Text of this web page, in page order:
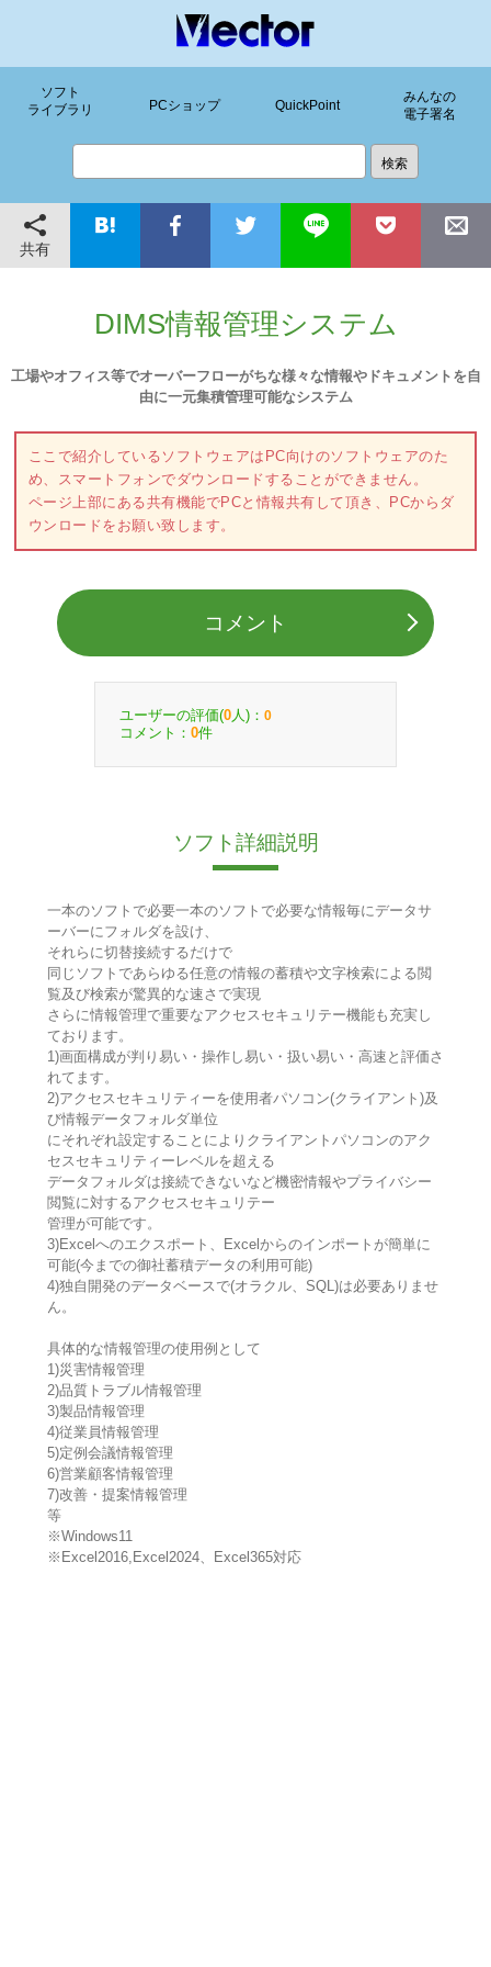
ソフト
ライブラリ
PCショップ QuickPoint
みんなの
電子署名
共有
DIMS情報管理システム
工場やオフィス等でオーバーフローがちな様々な情報やドキュメントを自
由に一元集積管理可能なシステム
ここで紹介しているソフトウェアはPC向けのソフトウェアのた
め、スマートフォンでダウンロードすることができません。
ページ上部にある共有機能でPCと情報共有して頂き、PCからダ
ウンロードをお願い致します。
コメント
ユーザーの評価(0 人)： 0
コメント： 0件
ソフト詳細説明
一本のソフトで必要一本のソフトで必要な情報毎にデータサ
ーバーにフォルダを設け、
それらに切替接続するだけで
同じソフトであらゆる任意の情報の蓄積や文字検索による閲
覧及び検索が驚異的な速さで実現
さらに情報管理で重要なアクセスセキュリテー機能も充実し
ております。
1)画面構成が判り易い・操作し易い・扱い易い・高速と評価さ
れてます。
2)アクセスセキュリティーを使用者パソコン(クライアント)及
び情報データフォルダ単位
にそれぞれ設定することによりクライアントパソコンのアク
セスセキュリティーレベルを超える
データフォルダは接続できないなど機密情報やプライバシー
閲覧に対するアクセスセキュリテー
管理が可能です。
3)Excelへのエクスポート、Excelからのインポートが簡単に
可能(今までの御社蓄積データの利用可能)
4)独自開発のデータベースで(オラクル、SQL)は必要ありませ
ん。
具体的な情報管理の使用例として
1)災害情報管理
2)品質トラブル情報管理
3)製品情報管理
4)従業員情報管理
5)定例会議情報管理
6)営業顧客情報管理
7)改善・提案情報管理
等
※Windows11
※Excel2016,Excel2024、Excel365対応